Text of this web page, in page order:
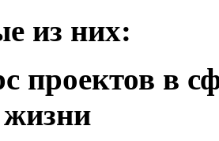
из них:
проектов в
жизни